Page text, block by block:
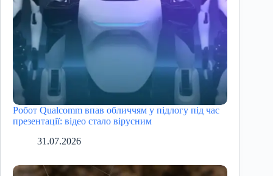
Робот Qualcomm впав обличчям у підлогу під час
презентації: відео стало вірусним
31.07.2026